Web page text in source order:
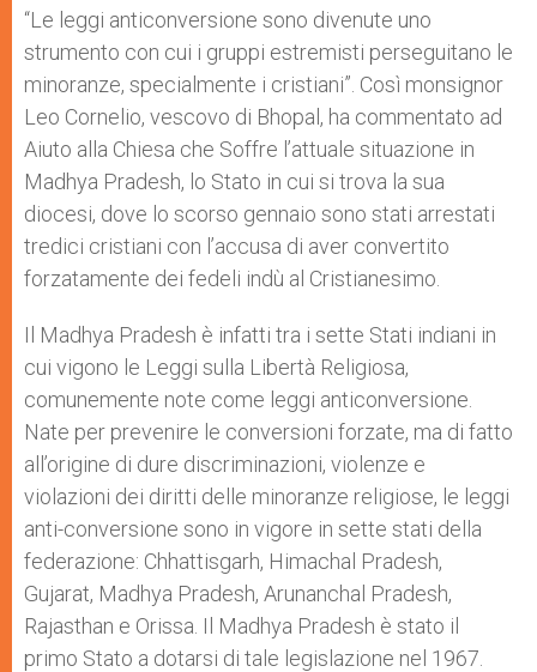
p
p
g
e
r
o
k
r
“Le leggi anticonversione sono divenute uno
strumento con cui i gruppi estremisti perseguitano le
minoranze, specialmente i cristiani”. Così monsignor
Leo Cornelio, vescovo di Bhopal, ha commentato ad
Aiuto alla Chiesa che Soffre l’attuale situazione in
Madhya Pradesh, lo Stato in cui si trova la sua
diocesi, dove lo scorso gennaio sono stati arrestati
tredici cristiani con l’accusa di aver convertito
forzatamente dei fedeli indù al Cristianesimo.
Il Madhya Pradesh è infatti tra i sette Stati indiani in
cui vigono le Leggi sulla Libertà Religiosa,
comunemente note come leggi anticonversione.
Nate per prevenire le conversioni forzate, ma di fatto
all’origine di dure discriminazioni, violenze e
violazioni dei diritti delle minoranze religiose, le leggi
anti-conversione sono in vigore in sette stati della
federazione: Chhattisgarh, Himachal Pradesh,
Gujarat, Madhya Pradesh, Arunanchal Pradesh,
Rajasthan e Orissa. Il Madhya Pradesh è stato il
primo Stato a dotarsi di tale legislazione nel 1967.